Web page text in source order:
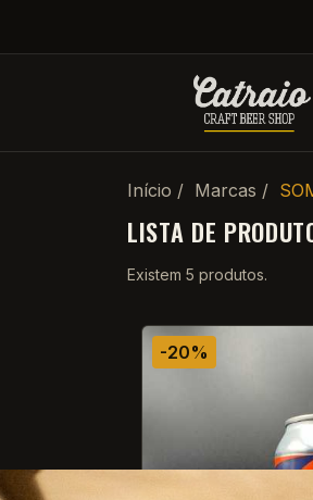
Início Marcas
LISTA DE
Existem 5 produtos.
-20%